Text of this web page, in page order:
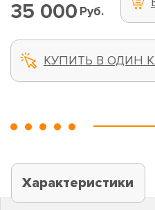
35 000 Руб.
КУПИТЬ В ОДИН
Характеристики